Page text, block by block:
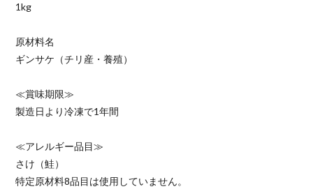
1kg
原材料名
ギンサケ（チリ産・養殖）
≪賞味期限≫
製造日より冷凍で1年間
≪アレルギー品目≫
さけ（鮭）
特定原材料8品目は使用していません。